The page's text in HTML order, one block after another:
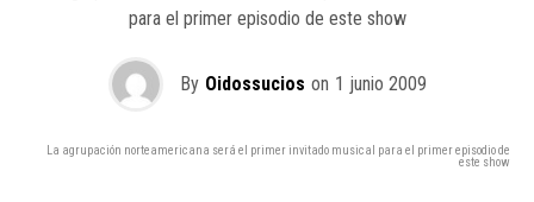
para el primer episodio de este show
By Oidossucios on 1 junio 2009
La agrupación norteamericana será el primer invitado musical para el primer episodio de
este show